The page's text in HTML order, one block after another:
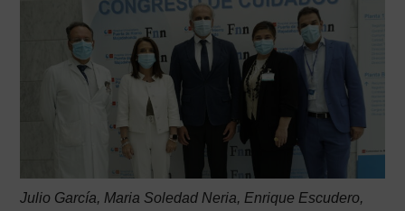
Julio García,Maria Soledad Neria, Enrique Escudero,